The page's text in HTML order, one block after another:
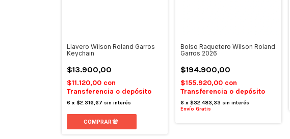
Llavero Wilson Roland Garros
Keychain
$13.900,00
$11.120,00 con
Transferencia o depósito
6 x $2.316,67 sin interés
Bolso Raquetero Wilson Roland
Garros 2026
$194.900,00
$155.920,00 con
Transferencia o depósito
6 x$32.483,33 sin interés
Envío Gratis